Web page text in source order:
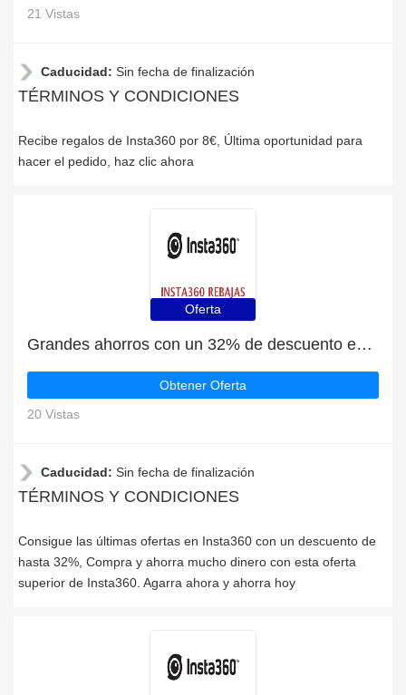
21 Vistas
Caducidad: Sin fecha de finalización
TÉRMINOS Y CONDICIONES
Recibe regalos de Insta360 por 8€, Última oportunidad para
hacer el pedido, haz clic ahora
Oferta
Grandes ahorros con un 32% de descuento en las últimas ofertas
Obtener Oferta
20 Vistas
Caducidad: Sin fecha de finalización
TÉRMINOS Y CONDICIONES
Consigue las últimas ofertas en Insta360 con un descuento de
hasta 32%, Compra y ahorra mucho dinero con esta oferta
superior de Insta360. Agarra ahora y ahorra hoy